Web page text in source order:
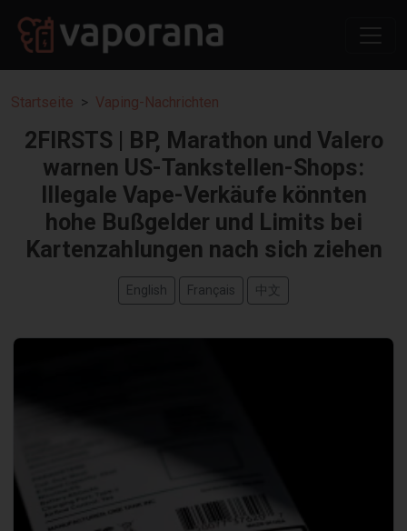
Startseite Vaping-Nachrichten
2FIRSTS | BP, Marathon und Valero
warnen US-Tankstellen-Shops:
Illegale Vape-Verkäufe könnten
hohe Bußgelder und Limits bei
Kartenzahlungen nach sich ziehen
English Français 中文